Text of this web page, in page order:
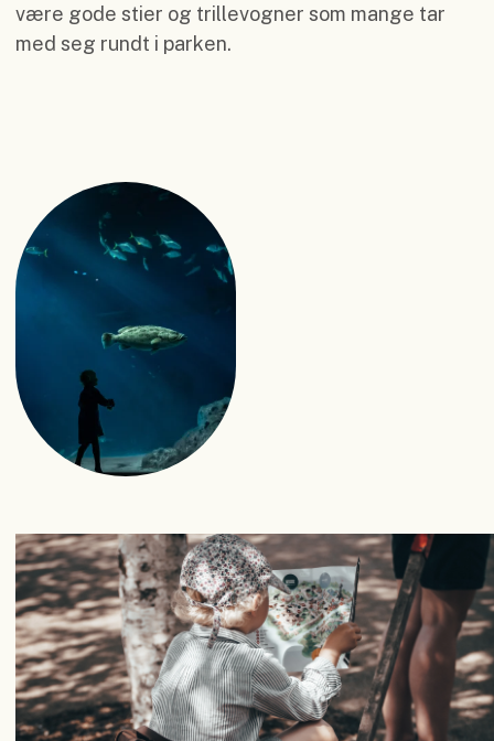
være gode stier og trillevogner som mange tar
med seg rundt i parken.